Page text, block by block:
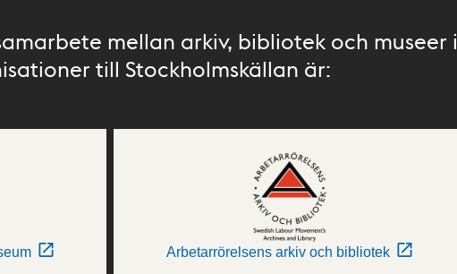
mellan arkiv, bibliotek och museer i
till Stockholmskällan är:
Arbetarrörelsens arkiv och bibliotek